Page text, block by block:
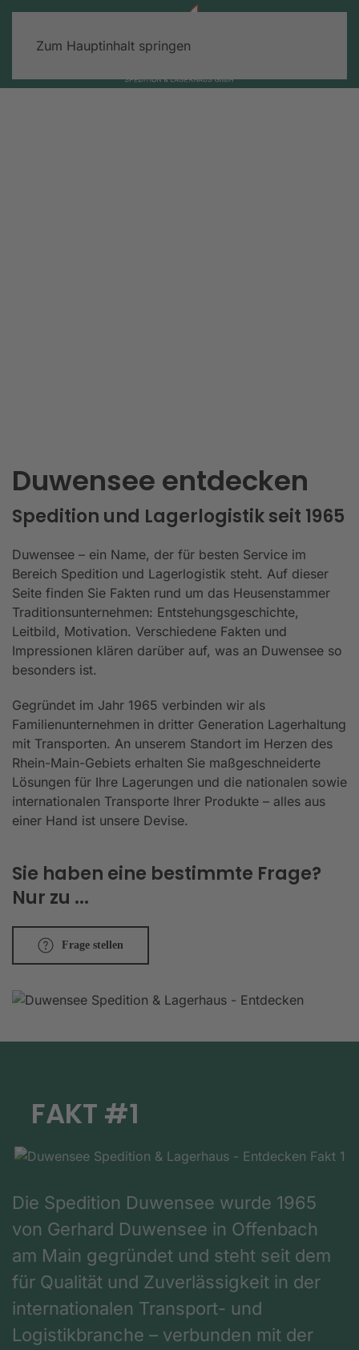
Zum Hauptinhalt springen
Duwensee entdecken
Spedition und Lagerlogistik seit 1965
Duwensee – ein Name, der für besten Service im
Bereich Spedition und Lagerlogistik steht. Auf dieser
Seite finden Sie Fakten rund um das Heusenstammer
Traditionsunternehmen: Entstehungsgeschichte,
Leitbild, Motivation. Verschiedene Fakten und
Impressionen klären darüber auf, was an Duwensee so
besonders ist.
Gegründet im Jahr 1965 verbinden wir als
Familienunternehmen in dritter Generation Lagerhaltung
mit Transporten. An unserem Standort im Herzen des
Rhein-Main-Gebiets erhalten Sie maßgeschneiderte
Lösungen für Ihre Lagerungen und die nationalen sowie
internationalen Transporte Ihrer Produkte – alles aus
einer Hand ist unsere Devise.
Sie haben eine bestimmte Frage?
Nur zu ...
Frage stellen
FAKT #1
Die Spedition Duwensee wurde 1965
von Gerhard Duwensee in Offenbach
am Main gegründet und steht seit dem
für Qualität und Zuverlässigkeit in der
internationalen Transport- und
Logistikbranche – verbunden mit der